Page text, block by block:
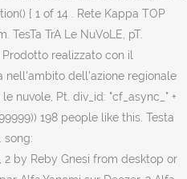
{ 1 of 14 . Rete Kappa TOP
TesTa TrA Le NuVoLE, pT.
realizzato con il
nell'ambito dell'azione regionale
nuvole, Pt. div_id: "cf_async_" +
198 people like this. Testa
song:
2 by Reby Gnesi from desktop or